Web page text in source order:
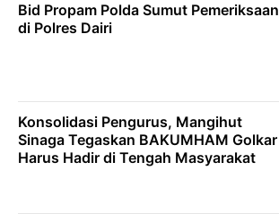
Bid Propam Polda Sumut Pemeriksaan
di Polres Dairi
Konsolidasi Pengurus, Mangihut
Sinaga Tegaskan BAKUMHAM Golkar
Harus Hadir di Tengah Masyarakat